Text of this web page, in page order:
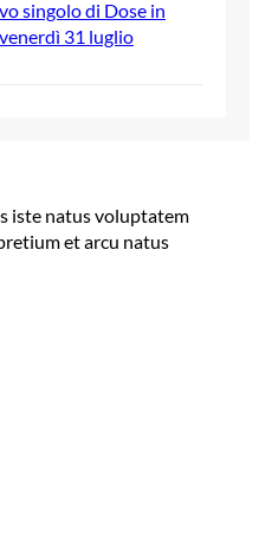
singolo di Dose in
31 luglio
iste natus voluptatem
et arcu natus